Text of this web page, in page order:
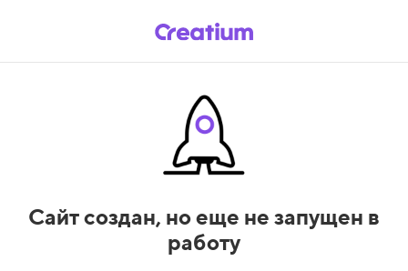
Сайт создан, но еще не запущен в
работу